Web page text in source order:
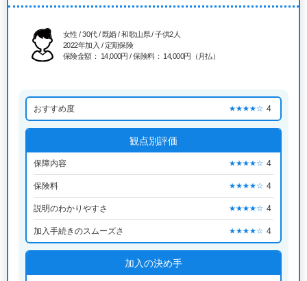
女性 / 30代 / 既婚 / 和歌山県 / 子供2人
2022年加入 / 定期保険
保険金額： 14,000円 / 保険料： 14,000円（月払）
おすすめ度 ★★★★☆ 4
観点別評価
保障内容 ★★★★☆ 4
保険料 ★★★★☆ 4
説明のわかりやすさ ★★★★☆ 4
加入手続きのスムーズさ ★★★★☆ 4
加入の決め手